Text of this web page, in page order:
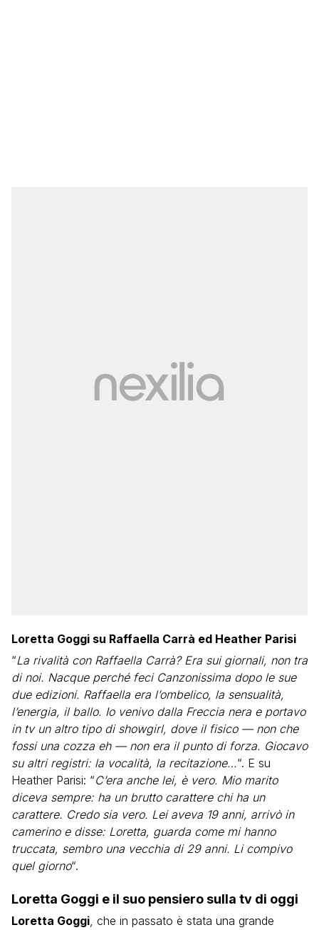
Loretta Goggi su Raffaella Carrà ed Heather Parisi
“La rivalità con Raffaella Carrà? Era sui giornali, non tra
di noi. Nacque perché feci Canzonissima dopo le sue
due edizioni. Raffaella era l’ombelico, la sensualità,
l’energia, il ballo. Io venivo dalla Freccia nera e portavo
in tv un altro tipo di showgirl, dove il fisico — non che
fossi una cozza eh — non era il punto di forza. Giocavo
su altri registri: la vocalità, la recitazione…“. E su
Heather Parisi: “C’era anche lei, è vero. Mio marito
diceva sempre: ha un brutto carattere chi ha un
carattere. Credo sia vero. Lei aveva 19 anni, arrivò in
camerino e disse: Loretta, guarda come mi hanno
truccata, sembro una vecchia di 29 anni. Li compivo
quel giorno“.
Loretta Goggi e il suo pensiero sulla tv di oggi
Loretta Goggi, che in passato è stata una grande